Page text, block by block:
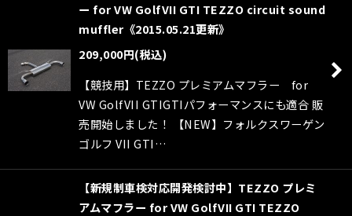
絞り込む
ー for VW GolfVII GTI TEZZO circuit sound
muffler《2015.05.21更新》
209,000円(税込)
【競技用】TEZZO プレミアムマフラー for
VW GolfVII GTIGTIパフォーマンスにも適合 販
売開始しました！ 【NEW】フォルクスワーゲン
ゴルフ VII GTI…
【新規制車検対応開発検討中】TEZZO プレミ
アムマフラー for VW GolfVII GTI TEZZO